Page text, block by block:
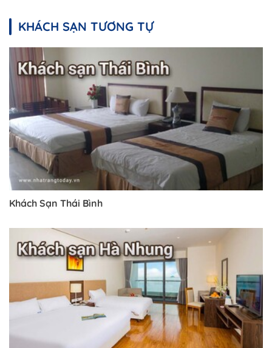
KHÁCH SẠN TƯƠNG TỰ
Khách Sạn Thái Bình